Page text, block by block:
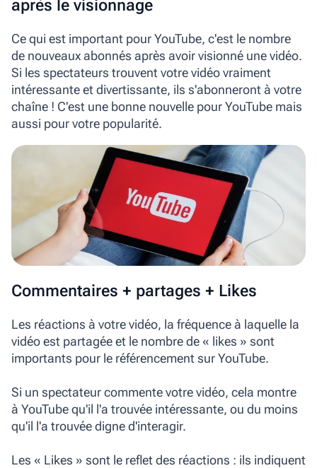
après le visionnage
Ce qui est important pour YouTube, c'est le nombre
de nouveaux abonnés après avoir visionné une vidéo.
Si les spectateurs trouvent votre vidéo vraiment
intéressante et divertissante, ils s'abonneront à votre
chaîne ! C'est une bonne nouvelle pour YouTube mais
aussi pour votre popularité.
Commentaires + partages + Likes
Les réactions à votre vidéo, la fréquence à laquelle la
vidéo est partagée et le nombre de « likes » sont
importants pour le référencement sur YouTube.
Si un spectateur commente votre vidéo, cela montre
à YouTube qu'il l'a trouvée intéressante, ou du moins
qu'il l'a trouvée digne d'interagir.
Les « Likes » sont le reflet des réactions : ils indiquent